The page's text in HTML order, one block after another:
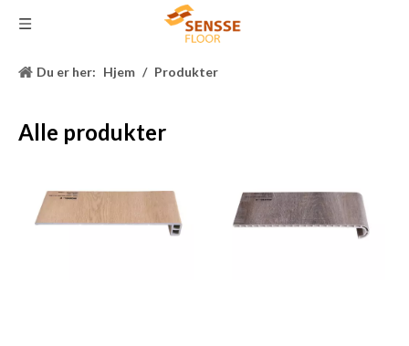
Du er her: Hjem / Produkter
Alle produkter